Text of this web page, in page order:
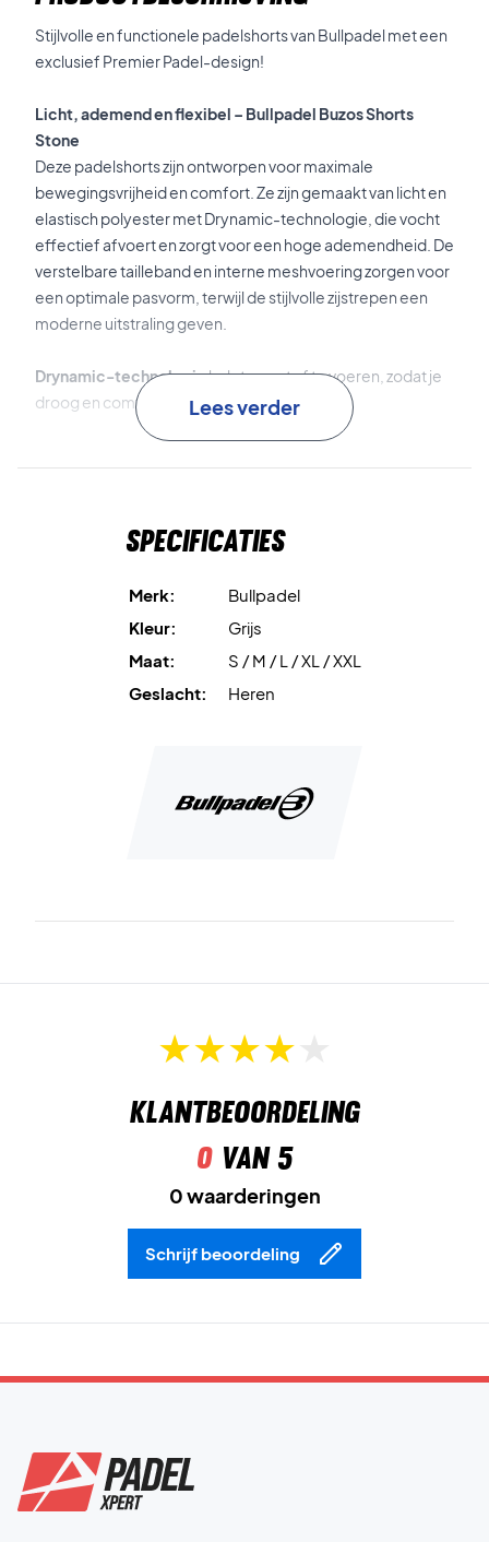
Stijlvolle en functionele padelshorts van Bullpadel met een
exclusief Premier Padel-design!
Licht, ademend en flexibel – Bullpadel Buzos Shorts
Stone
Deze padelshorts zijn ontworpen voor maximale
bewegingsvrijheid en comfort. Ze zijn gemaakt van licht en
elastisch polyester met Drynamic-technologie, die vocht
effectief afvoert en zorgt voor een hoge ademendheid. De
verstelbare tailleband en interne meshvoering zorgen voor
een optimale pasvorm, terwijl de stijlvolle zijstrepen een
moderne uitstraling geven.
Drynamic-technologiehelpt zweet af te voeren, zodat je
droog en comfortabel blijft.
Lichtgrijs.
Lees verder
Specificaties
Merk:
Bullpadel
Kleur:
Grijs
Maat:
S / M / L / XL / XXL
Geslacht:
Heren
Klantbeoordeling
0van 5
0 waarderingen
Schrijf beoordeling